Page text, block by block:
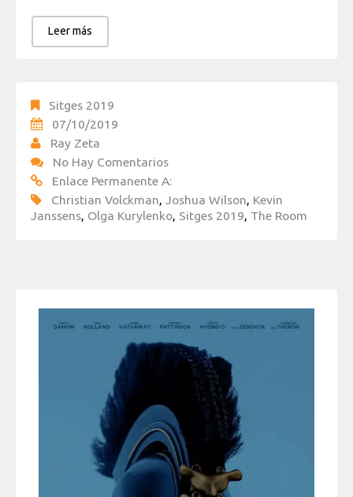
Leer más
Sitges 2019
07/10/2019
Ray Zeta
No Hay Comentarios
Enlace Permanente A:
Christian Volckman, Joshua Wilson, Kevin
Janssens, Olga Kurylenko, Sitges 2019, The Room